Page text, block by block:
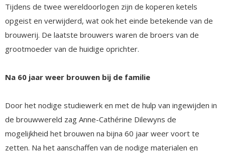
Tijdens de twee wereldoorlogen zijn de koperen ketels
opgeist en verwijderd, wat ook het einde betekende van de
brouwerij. De laatste brouwers waren de broers van de
grootmoeder van de huidige oprichter.
Na 60 jaar weer brouwen bij de familie
Door het nodige studiewerk en met de hulp van ingewijden in
de brouwwereld zag Anne-Cathérine Dilewyns de
mogelijkheid het brouwen na bijna 60 jaar weer voort te
zetten. Na het aanschaffen van de nodige materialen en